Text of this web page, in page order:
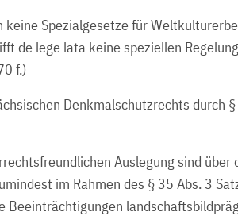
Spezialgesetze für
de lege lata keine speziellen
f.)
Denkmalschutzrechts durch
Auslegung sind
im Rahmen des § 35 Abs. 3
Beeinträchtigungen